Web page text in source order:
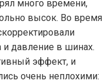
много времени,
высок. Во время
и давление в шинах.
эффект, и
очень неплохими: